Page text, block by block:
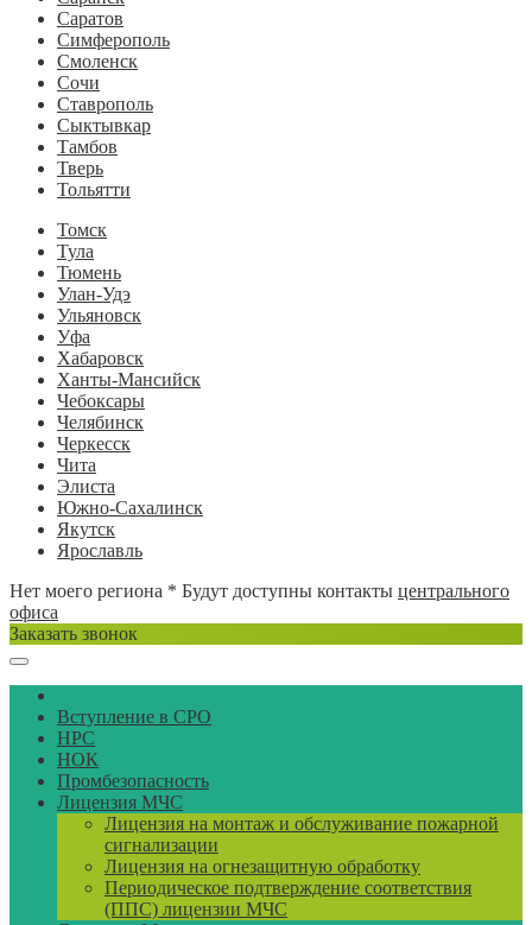
Саратов
Симферополь
Смоленск
Сочи
Ставрополь
Сыктывкар
Тамбов
Тверь
Тольятти
Томск
Тула
Тюмень
Улан-Удэ
Ульяновск
Уфа
Хабаровск
Ханты-Мансийск
Чебоксары
Челябинск
Черкесск
Чита
Элиста
Южно-Сахалинск
Якутск
Ярославль
Нет моего региона * Будут доступны контакты центрального
офиса
Заказать звонок
Вступление в СРО
НРС
НОК
Промбезопасность
Лицензия МЧС
Лицензия на монтаж и обслуживание пожарной
сигнализации
Лицензия на огнезащитную обработку
Периодическое подтверждение соответствия
(ППС) лицензии МЧС